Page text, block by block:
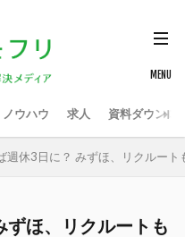
ノウハウ 求人 資料ダウンロ
週休3日に？ みずほ、リクルート
ずほ、リクルートも